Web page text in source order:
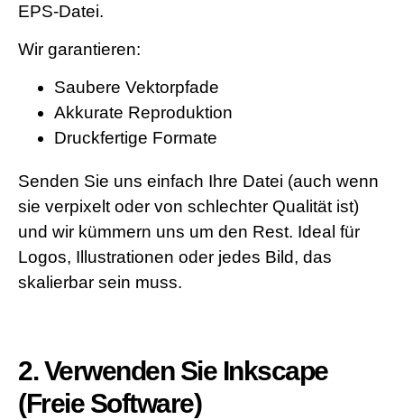
EPS-Datei.
Wir garantieren:
Saubere Vektorpfade
Akkurate Reproduktion
Druckfertige Formate
Senden Sie uns einfach Ihre Datei (auch wenn
sie verpixelt oder von schlechter Qualität ist)
und wir kümmern uns um den Rest. Ideal für
Logos, Illustrationen oder jedes Bild, das
skalierbar sein muss.
2. Verwenden Sie Inkscape
(Freie Software)